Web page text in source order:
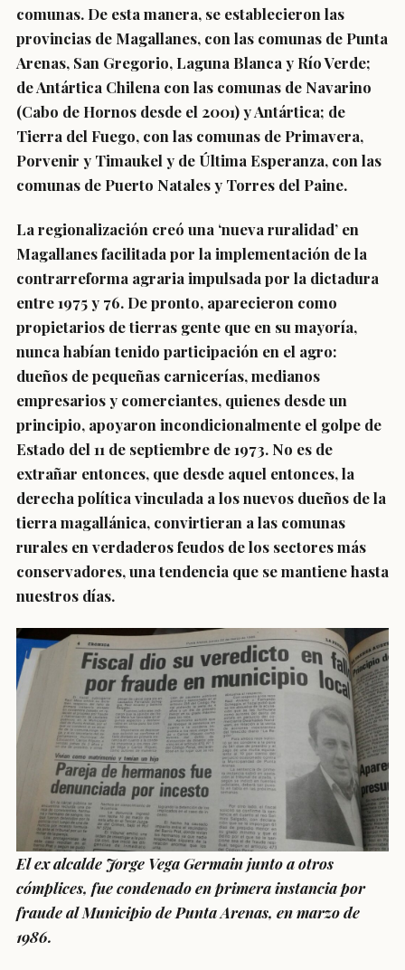
comunas. De esta manera, se establecieron las
provincias de Magallanes, con las comunas de Punta
Arenas, San Gregorio, Laguna Blanca y Río Verde;
de Antártica Chilena con las comunas de Navarino
(Cabo de Hornos desde el 2001) y Antártica; de
Tierra del Fuego, con las comunas de Primavera,
Porvenir y Timaukel y de Última Esperanza, con las
comunas de Puerto Natales y Torres del Paine.
La regionalización creó una ‘nueva ruralidad’ en
Magallanes facilitada por la implementación de la
contrarreforma agraria impulsada por la dictadura
entre 1975 y 76. De pronto, aparecieron como
propietarios de tierras gente que en su mayoría,
nunca habían tenido participación en el agro:
dueños de pequeñas carnicerías, medianos
empresarios y comerciantes, quienes desde un
principio, apoyaron incondicionalmente el golpe de
Estado del 11 de septiembre de 1973. No es de
extrañar entonces, que desde aquel entonces, la
derecha política vinculada a los nuevos dueños de la
tierra magallánica, convirtieran a las comunas
rurales en verdaderos feudos de los sectores más
conservadores, una tendencia que se mantiene hasta
nuestros días.
El ex alcalde Jorge Vega Germain junto a otros
cómplices, fue condenado en primera instancia por
fraude al Municipio de Punta Arenas, en marzo de
1986.